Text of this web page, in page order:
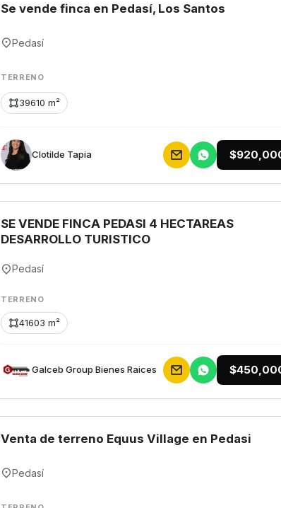
Se vende finca en Pedasí, Los Santos
Pedasí
TERRENO
39610 m²
Clotilde Tapia
SE VENDE FINCA PEDASI 4 HECTAREAS
DESARROLLO TURISTICO
Pedasí
TERRENO
41603 m²
Galceb Group Bienes Raices
Venta de terreno Equus Village en Pedasi
Pedasí